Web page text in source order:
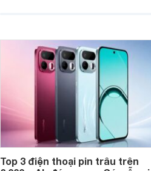
Top 3 điện thoại pin trâu trên